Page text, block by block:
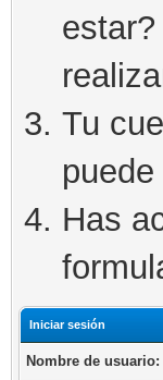
Tu
Has
Iniciar sesión
Nombre de usuario: